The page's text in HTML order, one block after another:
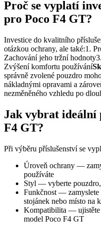
Proč se vyplatí
pro Poco F4 GT?
Investice do kvalitního
otázkou ochrany, ale také:1.
Zachování jeho tržní
Zvýšení komfortu používání
správně zvolené pouzdro
nákladnými opravami a
nezměněného vzhledu po
Jak vybrat ideální
F4 GT?
Při výběru příslušenství se
Úroveň ochrany —
používáte
Styl — vyberte
Funkčnost — zamyslete
stojánek nebo místo na
Kompatibilita — ujistěte
model Poco F4 GT